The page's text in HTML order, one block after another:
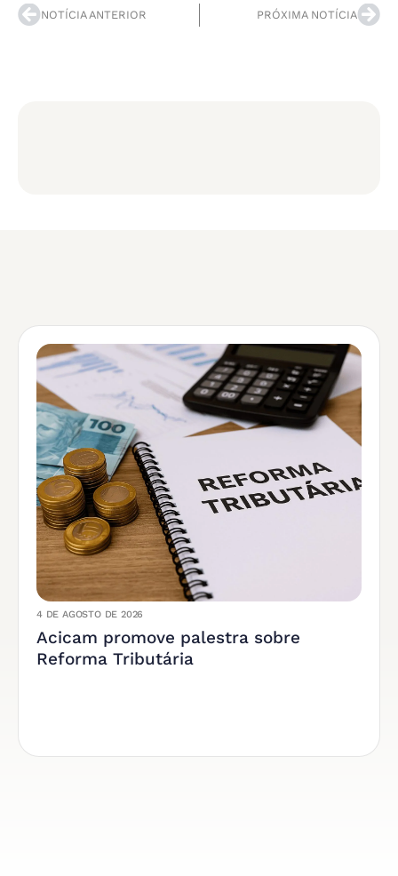
NOTÍCIA ANTERIOR PRÓXIMA NOTÍCIA
4 DE AGOSTO DE 2026
Acicam promove palestra sobre
Reforma Tributária